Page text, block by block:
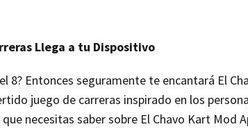
Llega a tu Dispositivo
8? Entonces seguramente te encantará El
juego de carreras inspirado en los
necesitas saber sobre El Chavo Kart Mod